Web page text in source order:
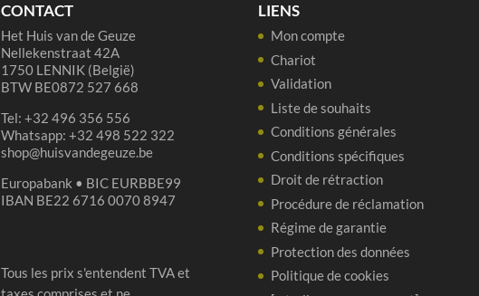
CONTACT
Het Huis van de Geuze
Nellekenstraat 42A
1750 LENNIK (België)
BTW BE0872 527 668
Tel: +32 496 356 556
Whatsapp: +32 498 522 322
shop@huisvandegeuze.be
Europabank • BIC EURBBE99
IBAN BE22 6716 0070 8947
Tous les prix s'entendent TVA et
LIENS
Mon compte
Chariot
Validation
Liste de souhaits
Conditions générales
Conditions spécifiques
Droit de rétraction
Procédure de réclamation
Régime de garantie
Protection des données
Politique de cookies